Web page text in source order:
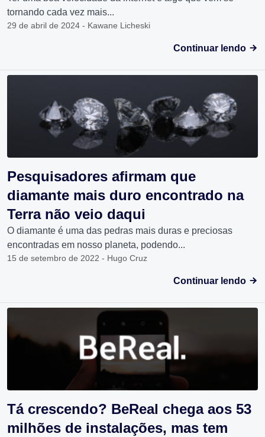
tornando cada vez mais...
29 de abril de 2024 - Kawane Licheski
Continuar lendo
Pesquisadores afirmam que
diamante mais duro encontrado na
Terra não veio daqui
O diamante é uma das pedras mais duras e preciosas
encontradas em nosso planeta, podendo...
15 de setembro de 2022 - Hugo Cruz
Continuar lendo
Tá crescendo? BeReal chega aos 53
milhões de instalações, mas tem